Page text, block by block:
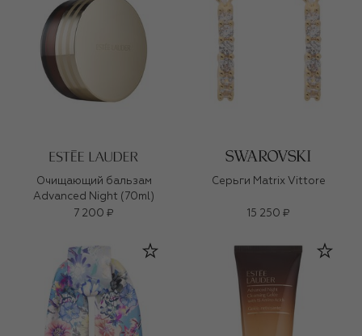
Очищающий бальзам
Advanced Night (70ml)
7 200 ₽
Серьги Matrix Vittore
15 250 ₽